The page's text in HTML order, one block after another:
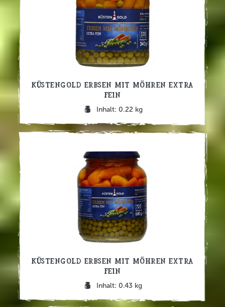
Küstengold Erbsen mit Möhren extra
fein
Inhalt: 0.22 kg
Küstengold Erbsen mit Möhren extra
fein
Inhalt: 0.43 kg